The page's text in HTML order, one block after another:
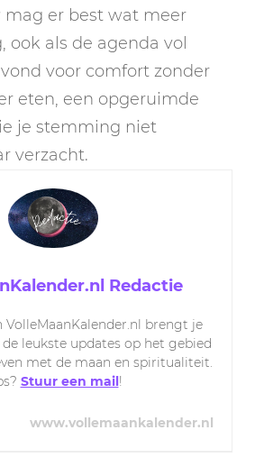
mag er best wat meer
ook als de agenda vol
voor comfort zonder
eten, een opgeruimde
je stemming niet
verzacht.
Redactie
VolleMaanKalender.nl brengt je
leukste updates op het gebied
met de maan en spiritualiteit.
Stuur een mail !
www.vollemaankalender.nl